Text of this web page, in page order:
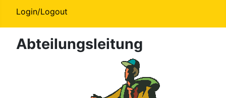
Login/Logout
Abteilungsleitung